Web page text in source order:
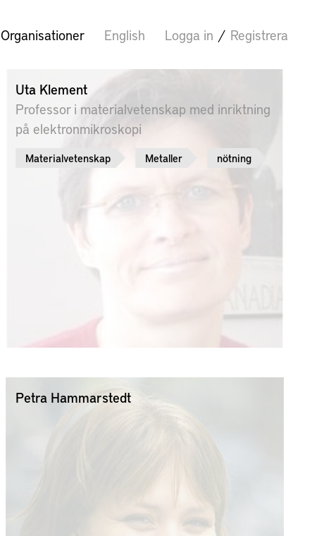
Organisationer English Logga in / Registrera
Uta Klement
Professor i materialvetenskap med inriktning
på elektronmikroskopi
Materialvetenskap Metaller nötning
Petra Hammarstedt